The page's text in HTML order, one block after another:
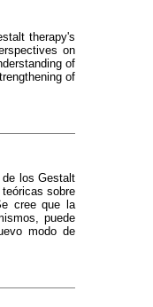
therapy's
on
of
of
de los Gestalt
sobre
cree que la
puede
modo de